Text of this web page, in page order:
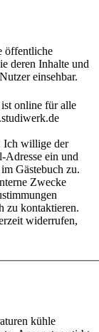
öffentliche
personenbezogene Daten sind online für alle Nutzer einsehbar.
kühle